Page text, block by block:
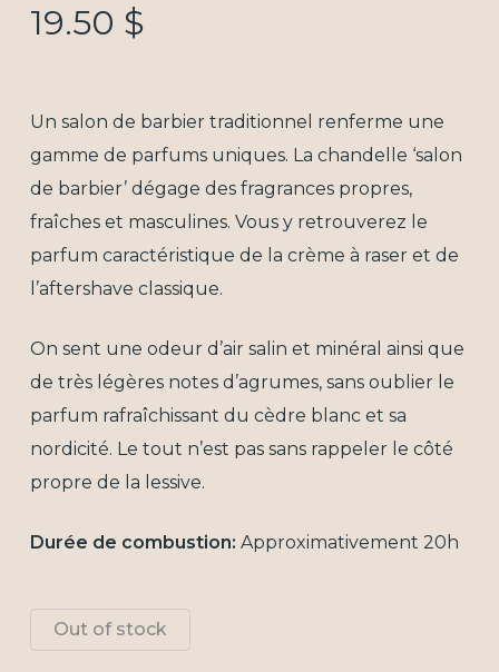
19.50 $
Un salon de barbier traditionnel renferme une
gamme de parfums uniques. La chandelle ‘salon
de barbier’ dégage des fragrances propres,
fraîches et masculines. Vous y retrouverez le
parfum caractéristique de la crème à raser et de
l’aftershave classique.
On sent une odeur d’air salin et minéral ainsi que
de très légères notes d’agrumes, sans oublier le
parfum rafraîchissant du cèdre blanc et sa
nordicité. Le tout n’est pas sans rappeler le côté
propre de la lessive.
Durée de combustion: Approximativement 20h
Out of stock